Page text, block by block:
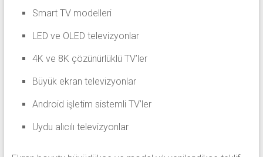
Smart TV modelleri
LED ve OLED televizyonlar
4K ve 8K çözünürlüklü TV’ler
Büyük ekran televizyonlar
Android işletim sistemli TV’ler
Uydu alıcılı televizyonlar